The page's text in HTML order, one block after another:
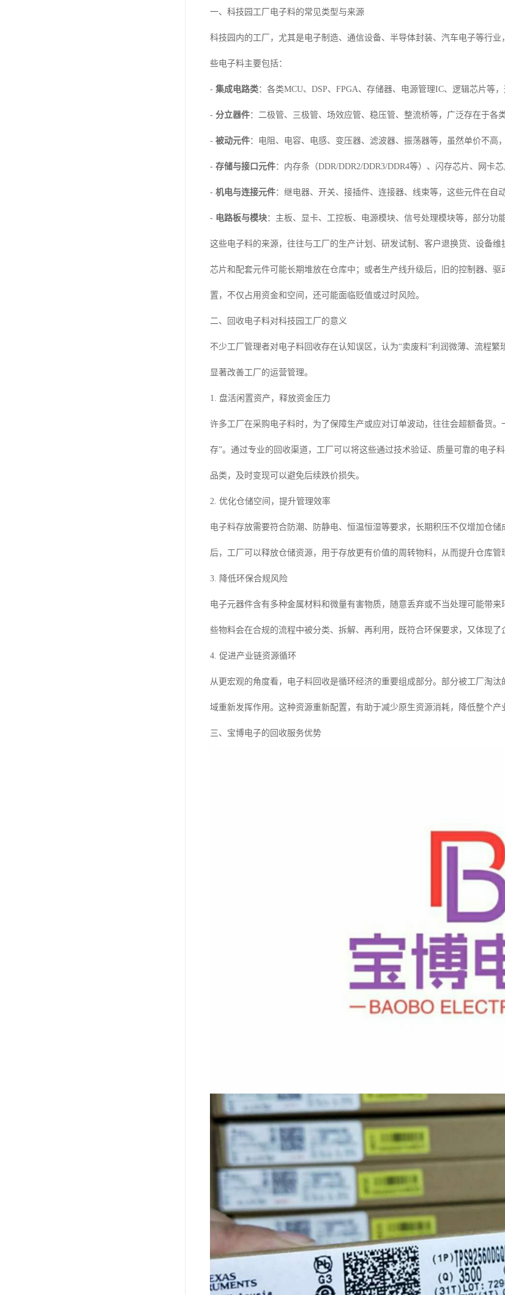
一、科技园工厂电子料的常见类型与来源
科技园内的工厂，尤其是电子制造、通信设备、半导体封装、汽车电子等行
些电子料主要包括：
- 集成电路类：各类MCU、DSP、FPGA、存储器、电源管理IC、逻辑芯片等
- 分立器件：二极管、三极管、场效应管、稳压管、整流桥等，广泛存在于各
- 被动元件：电阻、电容、电感、变压器、滤波器、振荡器等，虽然单价不高
- 存储与接口元件：内存条（DDR/DDR2/DDR3/DDR4等）、闪存芯片、网卡
- 机电与连接元件：继电器、开关、接插件、连接器、线束等，这些元件在自
- 电路板与模块：主板、显卡、工控板、电源模块、信号处理模块等，部分功
这些电子料的来源，往往与工厂的生产计划、研发试制、客户退换货、设备
芯片和配套元件可能长期堆放在仓库中；或者生产线升级后，旧的控制器、
置，不仅占用资金和空间，还可能面临贬值或过时风险。
二、回收电子料对科技园工厂的意义
不少工厂管理者对电子料回收存在认知误区，认为“卖废料”利润微薄、流程
显著改善工厂的运营管理。
1. 盘活闲置资产，释放资金压力
许多工厂在采购电子料时，为了保障生产或应对订单波动，往往会超额备货
存”。通过专业的回收渠道，工厂可以将这些通过技术验证、质量可靠的电子
品类，及时变现可以避免后续跌价损失。
2. 优化仓储空间，提升管理效率
电子料存放需要符合防潮、防静电、恒温恒湿等要求，长期积压不仅增加仓
后，工厂可以释放仓储资源，用于存放更有价值的周转物料，从而提升仓库管
3. 降低环保合规风险
电子元器件含有多种金属材料和微量有害物质，随意丢弃或不当处理可能带
些物料会在合规的流程中被分类、拆解、再利用，既符合环保要求，又体现了
4. 促进产业链资源循环
从更宏观的角度看，电子料回收是循环经济的重要组成部分。部分被工厂淘
域重新发挥作用。这种资源重新配置，有助于减少原生资源消耗，降低整个产
三、宝博电子的回收服务优势